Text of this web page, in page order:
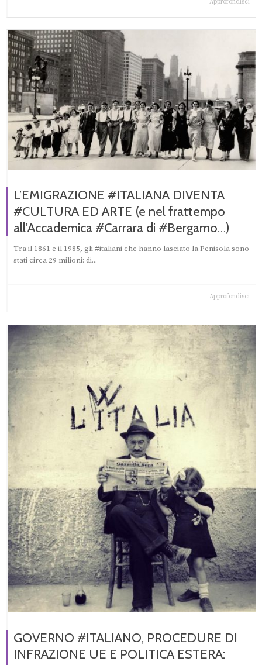
Approfondisci
L’EMIGRAZIONE #ITALIANA DIVENTA
#CULTURA ED ARTE (e nel frattempo
all’Accademica #Carrara di #Bergamo…)
Tra il 1861 e il 1985, gli #italiani che hanno lasciato la Penisola sono
stati circa 29 milioni: di...
Approfondisci
GOVERNO #ITALIANO, PROCEDURE DI
INFRAZIONE UE E POLITICA ESTERA: